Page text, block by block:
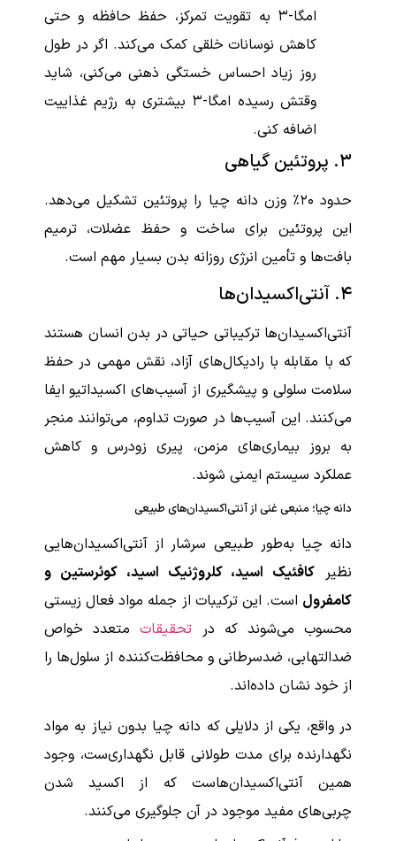
امگا-۳ به تقویت تمرکز، حفظ حافظه و حتی
کاهش نوسانات خلقی کمک می‌کند. اگر در طول
روز زیاد احساس خستگی ذهنی می‌کنی، شاید
وقتش رسیده امگا-۳ بیشتری به رژیم غذاییت
اضافه کنی.
۳. پروتئین گیاهی
حدود ۲۰٪ وزن دانه چیا را پروتئین تشکیل می‌دهد.
این پروتئین برای ساخت و حفظ عضلات، ترمیم
بافت‌ها و تأمین انرژی روزانه بدن بسیار مهم است.
۴. آنتی‌اکسیدان‌ها
آنتی‌اکسیدان‌ها ترکیباتی حیاتی در بدن انسان هستند
که با مقابله با رادیکال‌های آزاد، نقش مهمی در حفظ
سلامت سلولی و پیشگیری از آسیب‌های اکسیداتیو ایفا
می‌کنند. این آسیب‌ها در صورت تداوم، می‌توانند منجر
به بروز بیماری‌های مزمن، پیری زودرس و کاهش
عملکرد سیستم ایمنی شوند.
دانه چیا؛ منبعی غنی از آنتی‌اکسیدان‌های طبیعی
دانه چیا به‌طور طبیعی سرشار از آنتی‌اکسیدان‌هایی
نظیر کافئیک اسید، کلروژنیک اسید، کوئرستین و
کامفرول است. این ترکیبات از جمله مواد فعال زیستی
محسوب می‌شوند که در تحقیقاتمتعدد خواص
ضدالتهابی، ضدسرطانی و محافظت‌کننده از سلول‌ها را
از خود نشان داده‌اند.
در واقع، یکی از دلایلی که دانه چیا بدون نیاز به مواد
نگهدارنده برای مدت طولانی قابل نگهداری‌ست، وجود
همین آنتی‌اکسیدان‌هاست که از اکسید شدن
چربی‌های مفید موجود در آن جلوگیری می‌کنند.